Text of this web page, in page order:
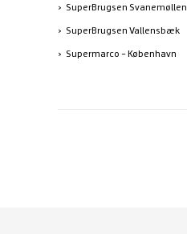
SuperBrugsen Svanemøllen
SuperBrugsen Vallensbæk
Supermarco - København